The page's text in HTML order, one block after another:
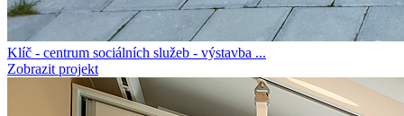
Klíč - centrum sociálních služeb - výstavba ...
Zobrazit projekt